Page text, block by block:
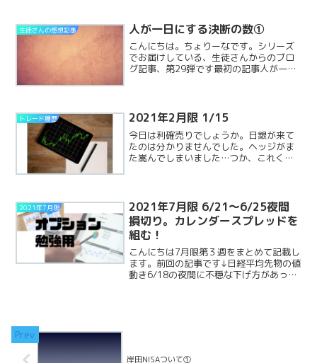
益:+185万合計:ReadMore...
生徒さんの感想記事 人が一日にする決断の数①
こんにちは。ちょりーなです。シリーズ
でお届けしている、生徒さんからのブロ
グ記事、第29弾です最初の記事人が一日
う。日常生活でReadMore...
トレード履歴 2021年2月限 1/15
今日は利確売りでしょうか。日銀が来て
たのは分かりませんでした。ヘッジがま
た嵩んでしまいました…つか、これくら
2021年7月限
2021年7月限 6/21～6/25夜間
損切り。カレンダースプレッドを
組む！
こんにちは7月限第３週をまとめて記載し
ます。前回の記事です↓日経平均先物の値
動き6/18の夜間に不穏な下げ方があっ
岸田NISAついて①